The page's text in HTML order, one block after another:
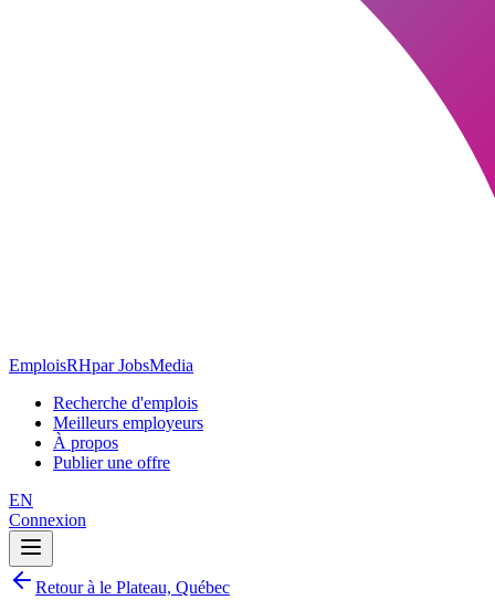
EmploisRHpar JobsMedia
Recherche d'emplois
Meilleurs employeurs
À propos
Publier une offre
EN
Connexion
Retour à le Plateau, Québec